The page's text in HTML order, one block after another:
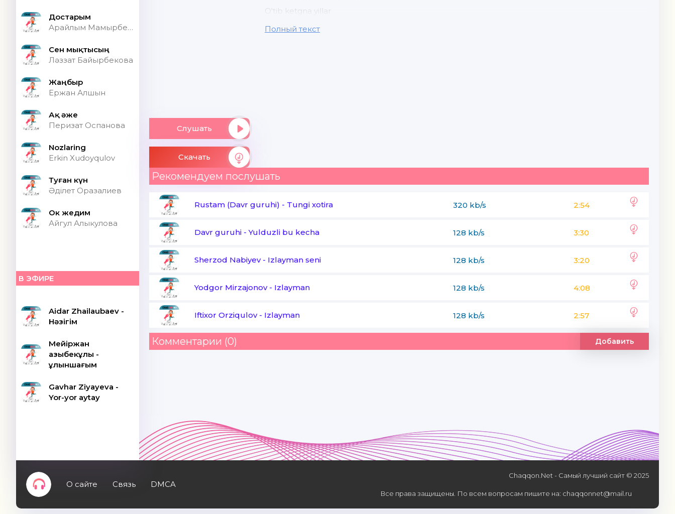
Достарым
Арайлым Мамырбекқызы
Сен мықтысың
Ләззат Байырбекова
Жаңбыр
Ержан Алшын
Ақ әже
Перизат Оспанова
Nozlaring
Erkin Xudoyqulov
Туған күн
Әділет Оразалиев
Ок жедим
Айгул Алыкулова
В ЭФИРЕ
Aidar Zhailaubaev -
Нәзігім
Мейіржан
Қазыбекұлы -
Құлыншағым
Gavhar Ziyayeva -
Yor-yor aytay
Слушать
Скачать
O'tib ketgna yillar
Ayt ey dunyo sevilsam
Sevilmagan ko'ngillar
Nega uni o'zgadan topolmadim
Полный текст
Рекомендуем послушать
Rustam (Davr guruhi) - Tungi xotira 320 kb/s 2:54
Davr guruhi -Yulduzli bu kecha 128 kb/s 3:30
Sherzod Nabiyev- Izlayman seni 128 kb/s 3:20
Yodgor Mirzajonov- Izlayman 128 kb/s 4:08
Iftixor Orziqulov- Izlayman 128 kb/s 2:57
Комментарии (0) Добавить
О сайте Связь DMCA
Chaqqon.Net - Самый лучший сайт © 2025
Все права защищены. По всем вопросам пишите на: chaqqonnet@mail.ru